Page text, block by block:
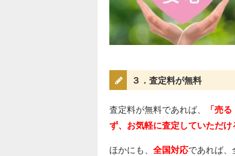
３．査定料が無料
査定料が無料であれば、
「売
ず、お気軽に査定していただけ
ほかにも、 全国対応であれば、